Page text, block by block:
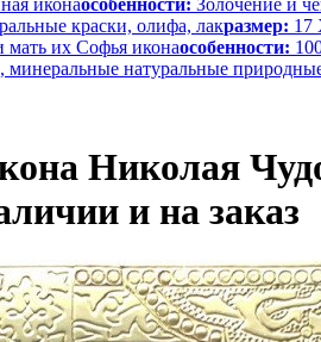
иконаособенности: Золочение и
краски, олифа, лакразмер: 17
их Софья иконаособенности:
минеральные натуральные
Николая
и на заказ